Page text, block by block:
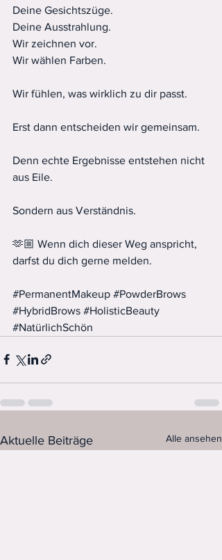
Deine Gesichtszüge.
Deine Ausstrahlung.
Wir zeichnen vor.
Wir wählen Farben.
Wir fühlen, was wirklich zu dir passt.
Erst dann entscheiden wir gemeinsam.
Denn echte Ergebnisse entstehen nicht
aus Eile.
Sondern aus Verständnis.
🫶🏼 Wenn dich dieser Weg anspricht,
darfst du dich gerne melden.
#PermanentMakeup #PowderBrows
#HybridBrows #HolisticBeauty
#NatürlichSchön
Aktuelle Beiträge Alle ansehen